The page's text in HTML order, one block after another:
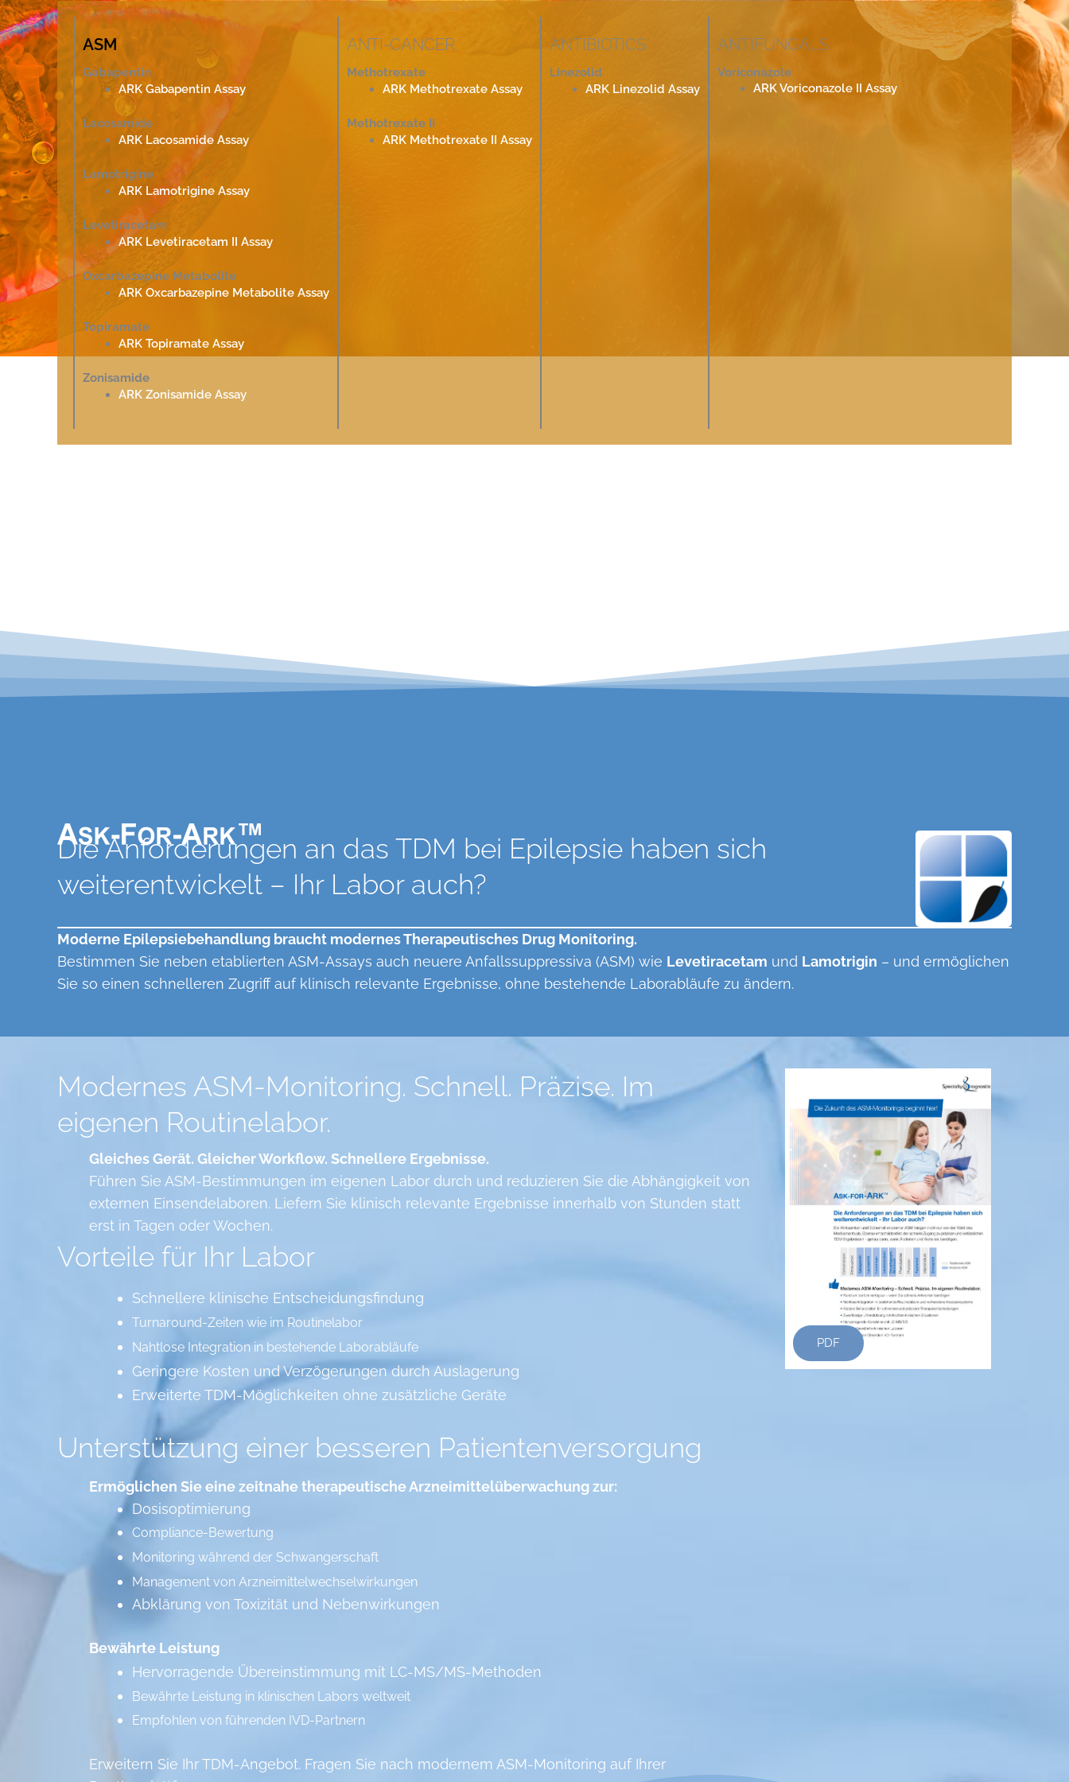
ASM
Gabapentin
ARK Gabapentin Assay
Lacosamide
ARK Lacosamide Assay
Lamotrigine
ARK Lamotrigine Assay
Levetiracetam
ARK Levetiracetam II Assay
Oxcarbazepine Metabolite
ARK Oxcarbazepine Metabolite Assay
Topiramate
ARK Topiramate Assay
Zonisamide
ARK Zonisamide Assay
ANTI-CANCER
Methotrexate
ARK Methotrexate Assay
Methotrexate II
ARK Methotrexate II Assay
ANTIBIOTICS
Linezolid
ARK Linezolid Assay
ANTIFUNGALS
Voriconazole
ARK Voriconazole II Assay
Die Anforderungen an das TDM bei Epilepsie haben sich
weiterentwickelt – Ihr Labor auch?
Moderne Epilepsiebehandlung braucht modernes Therapeutisches Drug Monitoring.
Bestimmen Sie neben etablierten ASM-Assays auch neuere Anfallssuppressiva (ASM) wie Levetiracetam und Lamotrigin – und ermöglichen
Sie so einen schnelleren Zugriff auf klinisch relevante Ergebnisse, ohne bestehende Laborabläufe zu ändern.
Modernes ASM-Monitoring. Schnell. Präzise. Im
eigenen Routinelabor.
Gleiches Gerät. Gleicher Workflow. Schnellere Ergebnisse.
Führen Sie ASM-Bestimmungen im eigenen Labor durch und reduzieren Sie die Abhängigkeit von
externen Einsendelaboren. Liefern Sie klinisch relevante Ergebnisse innerhalb von Stunden statt
erst in Tagen oder Wochen.
Vorteile für Ihr Labor
Schnellere klinische Entscheidungsfindung
Turnaround-Zeiten wie im Routinelabor
Nahtlose Integration in bestehende Laborabläufe
Geringere Kosten und Verzögerungen durch Auslagerung
Erweiterte TDM-Möglichkeiten ohne zusätzliche Geräte
Unterstützung einer besseren Patientenversorgung
Ermöglichen Sie eine zeitnahe therapeutische Arzneimittelüberwachung zur:
Dosisoptimierung
Compliance-Bewertung
Monitoring während der Schwangerschaft
Management von Arzneimittelwechselwirkungen
Abklärung von Toxizität und Nebenwirkungen
Bewährte Leistung
Hervorragende Übereinstimmung mit LC-MS/MS-Methoden
Bewährte Leistung in klinischen Labors weltweit
Empfohlen von führenden IVD-Partnern
Erweitern Sie Ihr TDM-Angebot. Fragen Sie nach modernem ASM-Monitoring auf Ihrer
PDF